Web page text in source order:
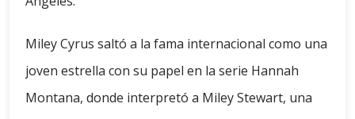
Miley Cyrus saltó a la fama internacional como una
joven estrella con su papel en la serie Hannah
Montana, donde interpretó a Miley Stewart, una